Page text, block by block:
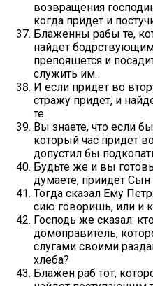
возвращения
когда придет и
Блаженны рабы те,
найдет
препояшется и
служить им.
И если придет во
стражу придет, и
те.
Вы знаете, что если
который час придет
допустил бы
Будьте же и вы
думаете, приидет
Тогда сказал Ему
сию говоришь, или и
Господь же сказал:
домоправитель,
слугами своими
хлеба?
Блажен раб тот,